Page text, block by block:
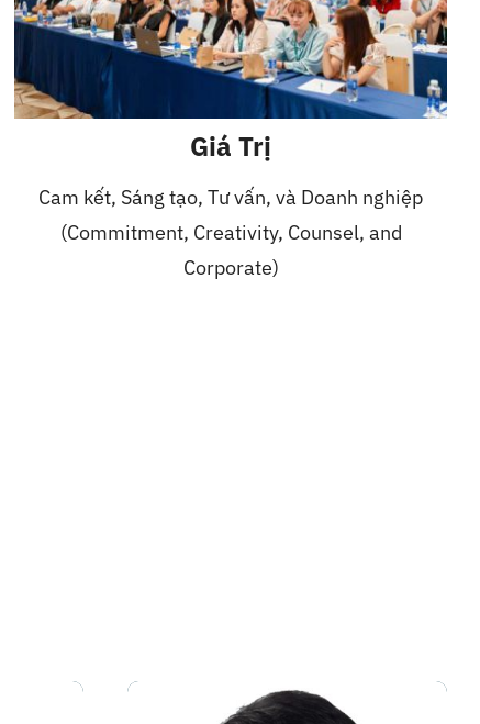
Giá Trị
Cam kết, Sáng tạo, Tư vấn, và Doanh nghiệp
(Commitment, Creativity, Counsel, and
Corporate)